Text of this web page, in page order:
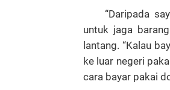
“Daripada
untuk jaga
lantang. “Kalau
ke luar negeri
cara bayar pakai